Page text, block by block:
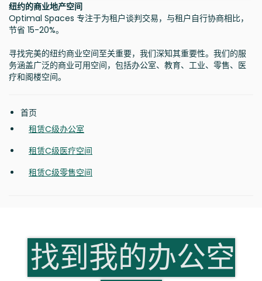
纽约的商业地产空间
Optimal Spaces 专注于为租户谈判交易，与租户自行协商相比，
节省 15-20%。
寻找完美的纽约商业空间至关重要，我们深知其重要性。我们的服
务涵盖广泛的商业可用空间，包括办公室、教育、工业、零售、医
疗和阁楼空间。
首页
租赁C级办公室
租赁C级医疗空间
租赁C级零售空间
找到我的办公空